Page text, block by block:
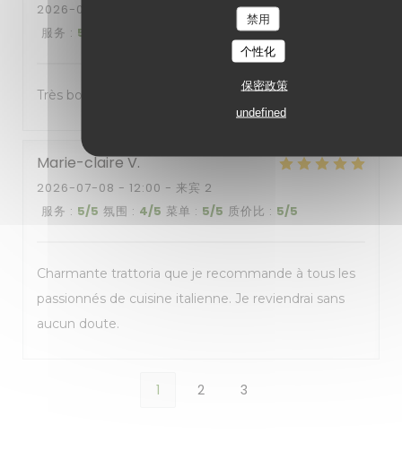
禁用
个性化
保密政策
undefined
2026-07-07
服务 : 5 质价比: 5
Très bons plats
Marie-claireV
2026-07-08 - 12:00 - 来宾 2
服务 : 5/5 氛围 : 4/5 菜单 : 5/5 质价比 : 5/5
Charmante trattoria que je recommande à tous les
passionnés de cuisine italienne. Je reviendrai sans
aucun doute.
1 2 3